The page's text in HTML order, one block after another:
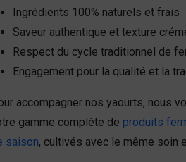
Ingrédients 100% naturels et frais
Saveur authentique et texture
Respect du cycle traditionnel de
Engagement pour la qualité et la
accompagner nos yaourts, nous
gamme complète de produits
saison, cultivés avec le même soin